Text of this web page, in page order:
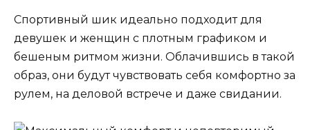
Спортивный шик идеально подходит для
девушек и женщин с плотным графиком и
бешеным ритмом жизни. Облачившись в такой
образ, они будут чувствовать себя комфортно за
рулем, на деловой встрече и даже свидании.